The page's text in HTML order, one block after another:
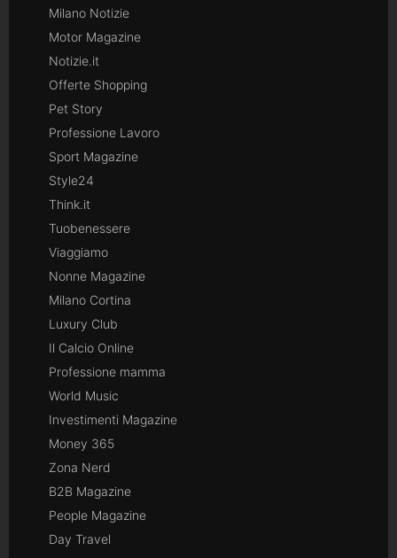
Milano Notizie
Motor Magazine
Notizie.it
Offerte Shopping
Pet Story
Professione Lavoro
Sport Magazine
Style24
Think.it
Tuobenessere
Viaggiamo
Nonne Magazine
Milano Cortina
Luxury Club
Il Calcio Online
Professione mamma
World Music
Investimenti Magazine
Money 365
Zona Nerd
B2B Magazine
People Magazine
Day Travel